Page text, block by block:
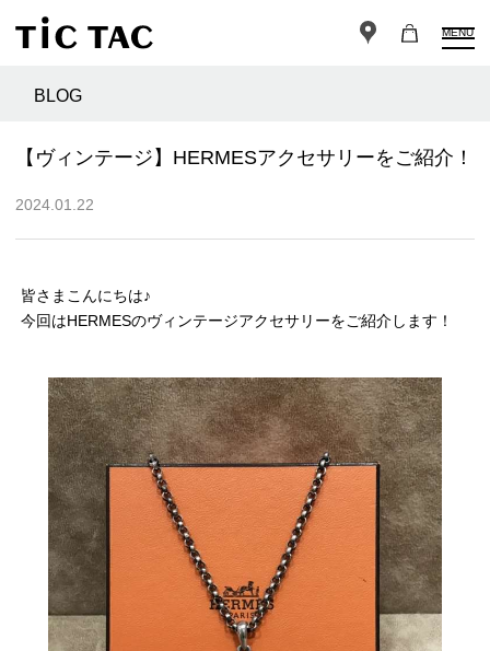
MENU
BLOG
【ヴィンテージ】HERMESアクセサリーをご紹介！
2024.01.22
皆さまこんにちは♪
今回はHERMESのヴィンテージアクセサリーをご紹介します！